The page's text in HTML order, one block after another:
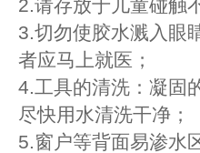
2.请存放于儿童碰触
3.切勿使胶水溅入眼
者应马上就医；
4.工具的清洗：凝固
尽快用水清洗干净；
5.窗户等背面易渗水